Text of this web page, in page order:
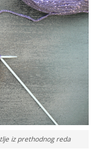
iz prethodnog reda